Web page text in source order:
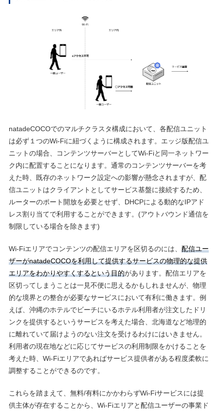
natadeCOCOでのマルチクラスタ構成において、各配信ユニット
は必ず１つのWi-Fiに紐づくように構成されます。エッジ版配信ユ
ニットの場合、コンテンツサーバーとしてWi-Fiと同⼀ネットワー
ク内に配置することになります。通常のコンテンツサーバーを考
えた時、既存のネットワーク設定への影響が懸念されますが、配
信ユニットはクライアントとしてサービス基盤に接続するため、
ルーターのポート開放を必要とせず、DHCPによる動的なIPアド
レス割り当てで利⽤することができます。(アウトバウンド通信を
制限している場合を除きます)
Wi-Fiエリアでコンテンツの配信エリアを区切るのには、 配信ユー
ザーがnatadeCOCOを利⽤して提供するサービスの物理的な提供
エリアをわかりやすくするという⽬的があります。配信エリアを
区切ってしまうことは⼀⾒不便に思えるかもしれませんが、物理
的な境界との整合が必要なサービスにおいて有利に働きます。例
えば、沖縄のホテルでビーチにいるホテル利⽤者が注⽂したドリ
ンクを提供するというサービスを考えた場合、北海道など地理的
に離れていて届けようのない注⽂を受けるわけにはいきません。
利⽤者の現在地などに応じてサービスの利⽤制限をかけることを
考えた時、Wi-Fiエリアであればサービス提供者がある程度柔軟に
調整することができるのです。
これらを踏まえて、無料/有料にかかわらずWi-Fiサービスには提
供主体が存在することから、Wi-Fiエリアと配信ユーザーの事業ド